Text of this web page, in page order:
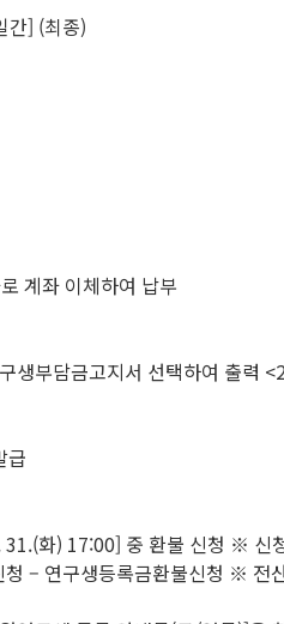
간] (최종)
계좌 이체하여 납부
부담금고지서 선택하여 출력
급
화) 17:00] 중 환불 신청 ※ 신
– 연구생등록금환불신청 ※ 전